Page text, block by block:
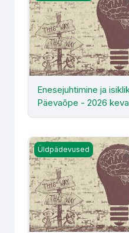
Enesejuhtimine ja
Päevaõpe - 2026
Enesejuhtimine ja
Üldpädevused